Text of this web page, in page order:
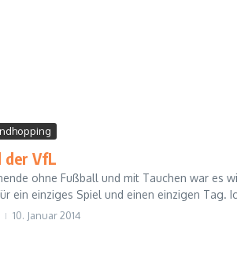
der VfL
ohne Fußball und mit Tauchen war es
ein einziges Spiel und einen einzigen Tag.
10. Januar 2014